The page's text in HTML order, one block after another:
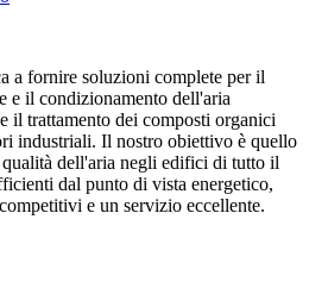
a fornire soluzioni complete per il
e il condizionamento dell'aria
il trattamento dei composti organici
industriali. Il nostro obiettivo è quello
dell'aria negli edifici di tutto il
dal punto di vista energetico,
e un servizio eccellente.